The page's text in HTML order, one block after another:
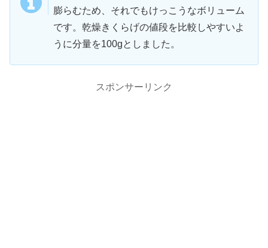
膨らむため、それでもけっこうなボリューム
です。乾燥きくらげの値段を比較しやすいよ
うに分量を100gとしました。
スポンサーリンク